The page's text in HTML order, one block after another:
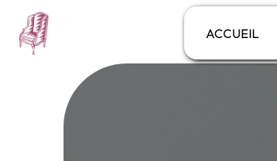
ACCUEIL
Panneau de gestion des cookies